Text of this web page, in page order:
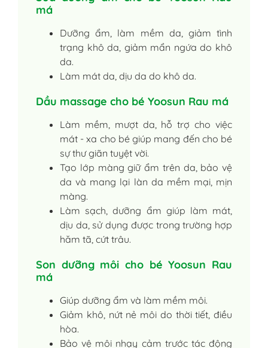
má
Dưỡng ẩm, làm mềm da, giảm tình
trạng khô da, giảm mẩn ngứa do khô
da.
Làm mát da, dịu da do khô da.
Dầu massage cho bé Yoosun Rau má
Làm mềm, mượt da, hỗ trợ cho việc
mát - xa cho bé giúp mang đến cho bé
sự thư giãn tuyệt vời.
Tạo lớp màng giữ ẩm trên da, bảo vệ
da và mang lại làn da mềm mại, mịn
màng.
Làm sạch, dưỡng ẩm giúp làm mát,
dịu da, sử dụng được trong trường hợp
hăm tã, cứt trâu.
Son dưỡng môi cho bé Yoosun Rau
má
Giúp dưỡng ẩm và làm mềm môi.
Giảm khô, nứt nẻ môi do thời tiết, điều
hòa.
Bảo vệ môi nhạy cảm trước tác động